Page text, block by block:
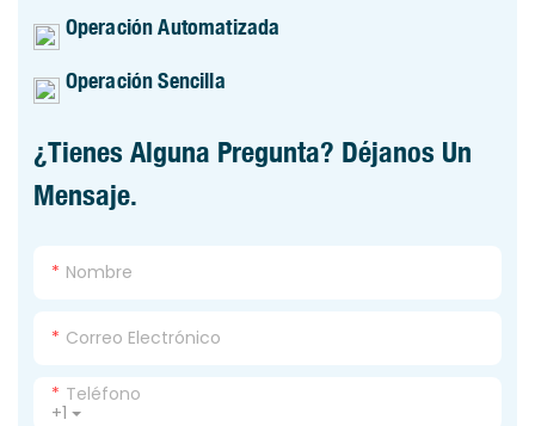
Operación Automatizada
Operación Sencilla
¿Tienes Alguna Pregunta? Déjanos Un
Mensaje.
Nombre
Correo Electrónico
+1
Teléfono